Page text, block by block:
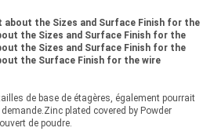
about the Sizes and Surface Finish for the
the Sizes and Surface Finish for the
the Sizes and Surface Finish for the
the Surface Finish for the wire
de base de étagères, également pourrait
plated covered by Powder
de poudre.